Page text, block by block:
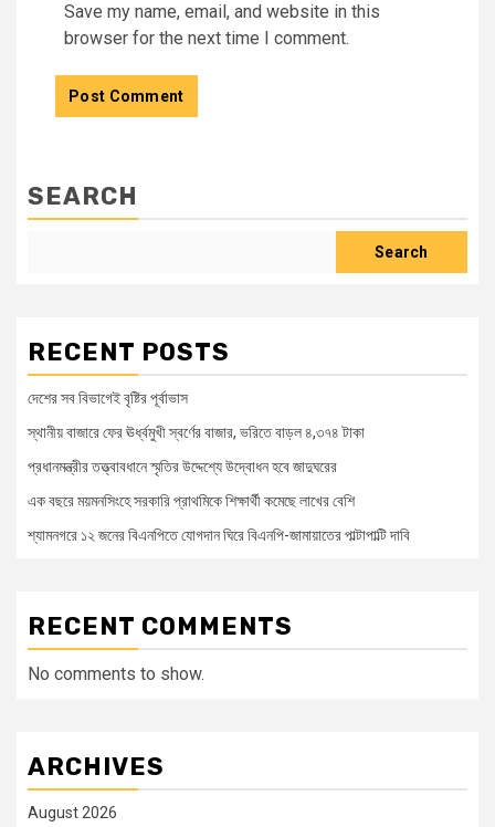
Save my name, email, and website in this
browser for the next time I comment.
SEARCH
Search
RECENT POSTS
দেশের সব বিভাগেই বৃষ্টির পূর্বাভাস
স্থানীয় বাজারে ফের ঊর্ধ্বমুখী স্বর্ণের বাজার, ভরিতে বাড়ল ৪,৩৭৪ টাকা
প্রধানমন্ত্রীর তত্ত্বাবধানে স্মৃতির উদ্দেশ্যে উদ্বোধন হবে জাদুঘরের
এক বছরে ময়মনসিংহে সরকারি প্রাথমিকে শিক্ষার্থী কমেছে লাখের বেশি
শ্যামনগরে ১২ জনের বিএনপিতে যোগদান ঘিরে বিএনপি-জামায়াতের পাল্টাপাল্টি দাবি
RECENT COMMENTS
No comments to show.
ARCHIVES
August 2026